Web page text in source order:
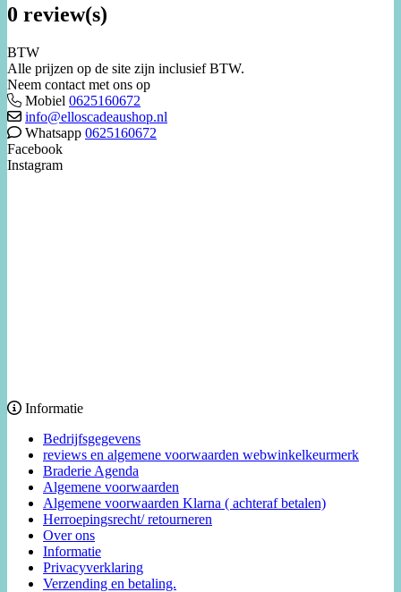
0 review(s)
BTW
Alle prijzen op de site zijn inclusief BTW.
Neem contact met ons op
Mobiel 0625160672
info@elloscadeaushop.nl
Whatsapp 0625160672
Facebook
Instagram
Informatie
Bedrijfsgegevens
reviews en algemene voorwaarden webwinkelkeurmerk
Braderie Agenda
Algemene voorwaarden
Algemene voorwaarden Klarna ( achteraf betalen)
Herroepingsrecht/ retourneren
Over ons
Informatie
Privacyverklaring
Verzending en betaling.